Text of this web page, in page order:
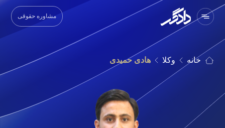
مشاوره حقوقی
خانه وکلا هادی حمیدی